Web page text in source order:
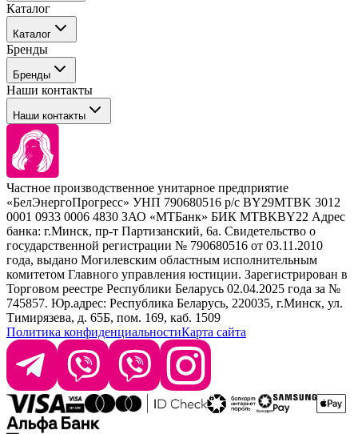
События
Покупателю
Каталог
Каталог
Профессиональные средства для окрашивания волос
Сервисные средства
Уход
Стайлинг
Брови и ресницы
Барберинг
Наборы
Расходные материалы
Бренды
Бренды
Tefia
Concept
Kezy
Barex
Sim Sensitive
Kebren
Selective Professional
White Line
Наши контакты
Наши контакты
+ 375 44 7233514
+ 375 29 1649505
info@krasabel.by
Офис: г. Минск, ул. Тимирязева 65Б, офис 1509
Склад: г. Минск, ул. Домбровская, 15
Время работы: пн–чт 9:00–17:30, пт 9:00–17:00
Частное производственное унитарное предприятие
«БелЭнергоПрогресс» УНП 790680516 р/с BY29MTBK 3012
0001 0933 0006 4830 ЗАО «МТБанк» БИК MTBKBY22 Адрес
банка: г.Минск, пр-т Партизанский, 6а. Свидетельство о
государственной регистрации № 790680516 от 03.11.2010
года, выдано Могилевским областным исполнительным
комитетом Главного управления юстиции. Зарегистрирован в
Торговом реестре Республики Беларусь 02.04.2025 года за №
745857. Юр.адрес: Республика Беларусь, 220035, г.Минск, ул.
Тимирязева, д. 65Б, пом. 169, каб. 1509
Политика конфиденциальностиКарта сайта